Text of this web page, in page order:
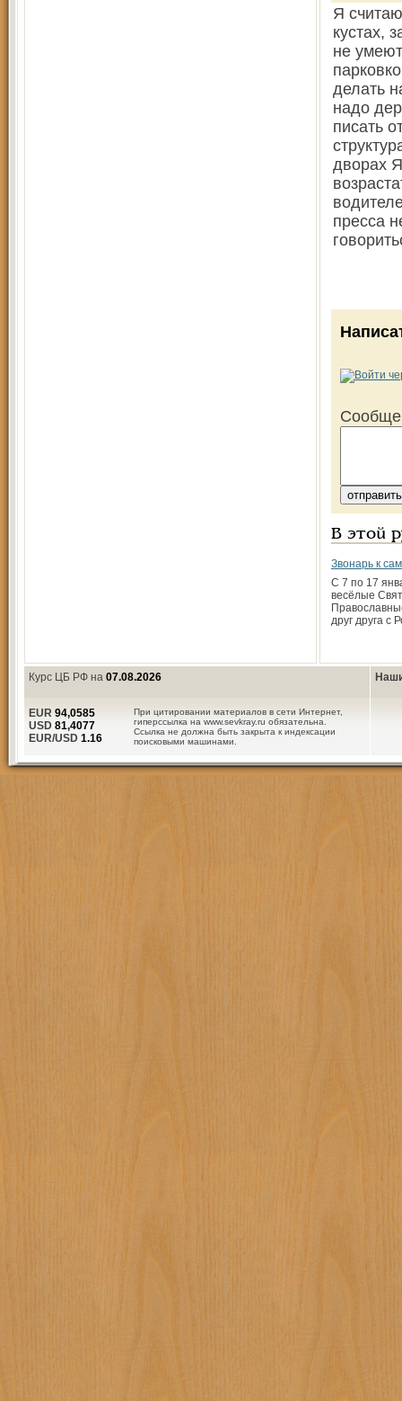
Я
кустах,
не
делать
надо
писать
дворах
пресса
В этой
Звонарь к
С 7 по 17
весёлые
друг друга с
Курс ЦБ РФ на 07.08.2026
При цитировании материалов в сети Интернет,
гиперссылка на www.sevkray.ru обязательна.
Ссылка не должна быть закрыта к индексации
поисковыми машинами.
EUR 94,0585
USD 81,4077
EUR/USD 1.16